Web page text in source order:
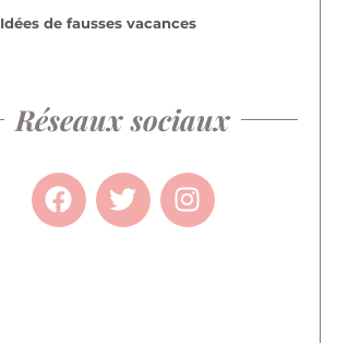
Idées de fausses vacances
Réseaux sociaux